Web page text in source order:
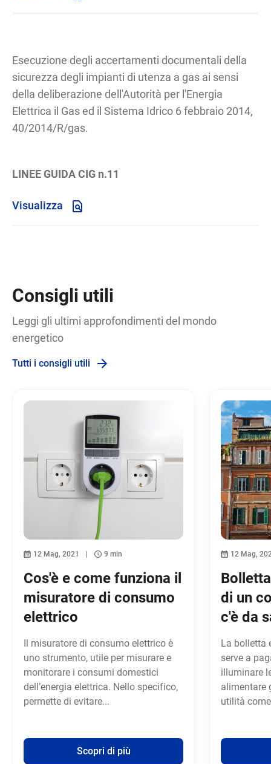
Esecuzione degli accertamenti documentali della
sicurezza degli impianti di utenza a gas ai sensi
della deliberazione dell'Autorità per l'Energia
Elettrica il Gas ed il Sistema Idrico 6 febbraio 2014,
40/2014/R/gas.
LINEE GUIDA CIG n.11
Visualizza
Consigli utili
Leggi gli ultimi approfondimenti del mondo
energetico
Tutti i consigli utili
12 Mag, 2021 9 min
Cos'è e come funziona il
misuratore di consumo
elettrico
Il misuratore di consumo elettrico è
uno strumento, utile per misurare e
monitorare i consumi domestici
dell’energia elettrica. Nello specifico,
permette di evitare...
Scopri di più
12 Mag,
di un
c'è da
La bolletta
serve a
illuminare
alimentare
utilità